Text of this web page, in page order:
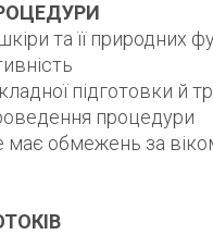
та її природних
підготовки й
процедури
має обмежень за